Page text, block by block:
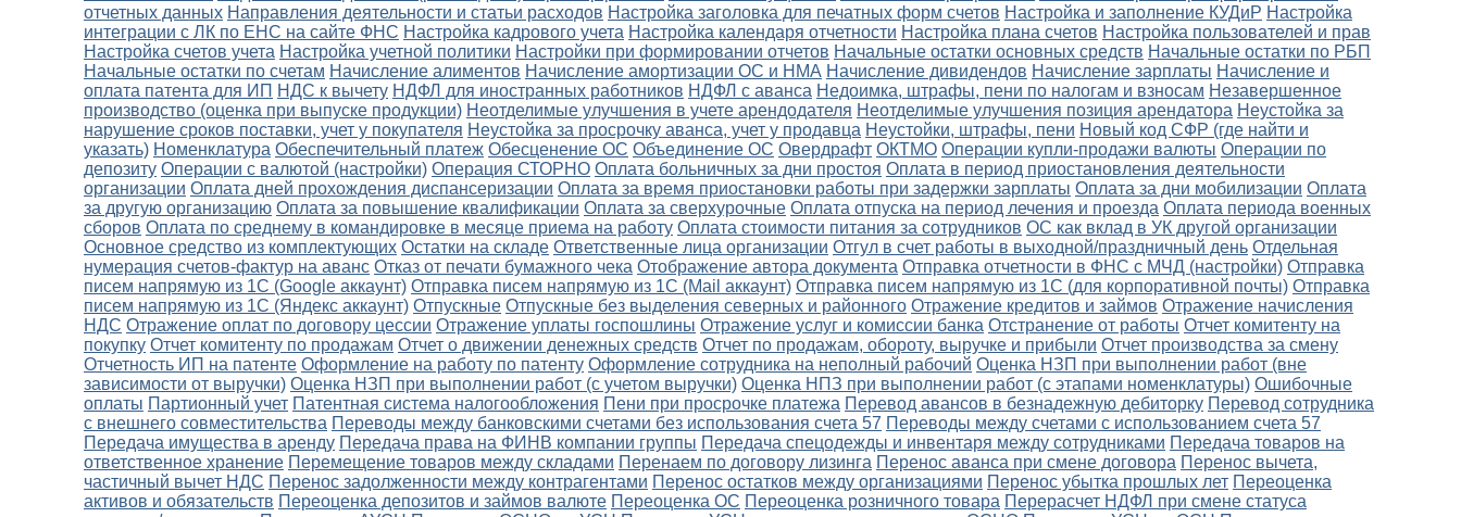
отчетных данных Направления деятельности и статьи расходов Настройка заголовка для печатных форм счетов Настройка и заполнение КУДиР Настройка
интеграции с ЛК по ЕНС на сайте ФНС Настройка кадрового учета Настройка календаря отчетности Настройка плана счетов Настройка пользователей и прав
Настройка счетов учета Настройка учетной политики Настройки при формировании отчетов Начальные остатки основных средств Начальные остатки по РБП
Начальные остатки по счетам Начисление алиментов Начисление амортизации ОС и НМА Начисление дивидендов Начисление зарплаты Начисление и
оплата патента для ИП НДС к вычету НДФЛ для иностранных работников НДФЛ с аванса Недоимка, штрафы, пени по налогам и взносам Незавершенное
производство (оценка при выпуске продукции) Неотделимые улучшения в учете арендодателя Неотделимые улучшения позиция арендатора Неустойка за
нарушение сроков поставки, учет у покупателя Неустойка за просрочку аванса, учет у продавца Неустойки, штрафы, пени Новый код СФР (где найти и
указать) Номенклатура Обеспечительный платеж Обесценение ОС Объединение ОС Овердрафт ОКТМО Операции купли-продажи валюты Операции по
депозиту Операции с валютой (настройки) Операция СТОРНО Оплата больничных за дни простоя Оплата в период приостановления деятельности
организации Оплата дней прохождения диспансеризации Оплата за время приостановки работы при задержки зарплаты Оплата за дни мобилизации Оплата
за другую организацию Оплата за повышение квалификации Оплата за сверхурочные Оплата отпуска на период лечения и проезда Оплата периода военных
сборов Оплата по среднему в командировке в месяце приема на работу Оплата стоимости питания за сотрудников ОС как вклад в УК другой организации
Основное средство из комплектующих Остатки на складе Ответственные лица организации Отгул в счет работы в выходной/праздничный день Отдельная
нумерация счетов-фактур на аванс Отказ от печати бумажного чека Отображение автора документа Отправка отчетности в ФНС с МЧД (настройки) Отправка
писем напрямую из 1С (Google аккаунт) Отправка писем напрямую из 1С (Mail аккаунт) Отправка писем напрямую из 1С (для корпоративной почты) Отправка
писем напрямую из 1С (Яндекс аккаунт) Отпускные Отпускные без выделения северных и районного Отражение кредитов и займов Отражение начисления
НДС Отражение оплат по договору цессии Отражение уплаты госпошлины Отражение услуг и комиссии банка Отстранение от работы Отчет комитенту на
покупку Отчет комитенту по продажам Отчет о движении денежных средств Отчет по продажам, обороту, выручке и прибыли Отчет производства за смену
Отчетность ИП на патенте Оформление на работу по патенту Оформление сотрудника на неполный рабочий Оценка НЗП при выполнении работ (вне
зависимости от выручки) Оценка НЗП при выполнении работ (с учетом выручки) Оценка НПЗ при выполнении работ (с этапами номенклатуры) Ошибочные
оплаты Партионный учет Патентная система налогообложения Пени при просрочке платежа Перевод авансов в безнадежную дебиторку Перевод сотрудника
с внешнего совместительства Переводы между банковскими счетами без использования счета 57 Переводы между счетами с использованием счета 57
Передача имущества в аренду Передача права на ФИНВ компании группы Передача спецодежды и инвентаря между сотрудниками Передача товаров на
ответственное хранение Перемещение товаров между складами Перенаем по договору лизинга Перенос аванса при смене договора Перенос вычета,
частичный вычет НДС Перенос задолженности между контрагентами Перенос остатков между организациями Перенос убытка прошлых лет Переоценка
активов и обязательств Переоценка депозитов и займов валюте Переоценка ОС Переоценка розничного товара Перерасчет НДФЛ при смене статуса